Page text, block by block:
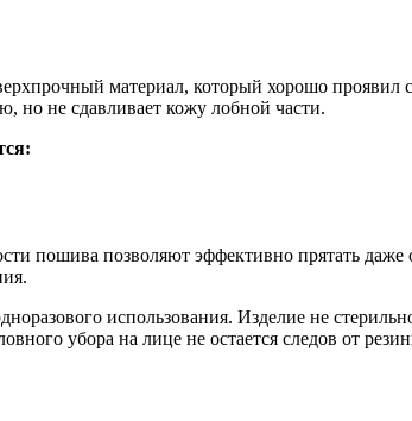
материал, который хорошо проявил
но не сдавливает кожу лобной части.
пошива позволяют эффективно прятать
использования. Изделие не
убора на лице не остается следов от